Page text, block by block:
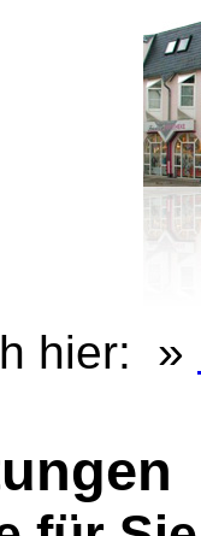
hier: »